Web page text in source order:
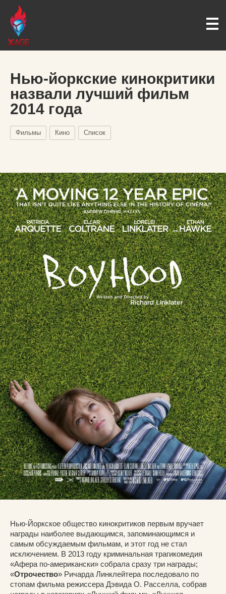
Нью-йоркские кинокритики
назвали лучший фильм
2014 года
Фильмы Кино Список
Нью-Йоркское общество кинокритиков первым вручает
награды наиболее выдающимся, запоминающимся и
самым обсуждаемым фильмам, и этот год не стал
исключением. В 2013 году криминальная трагикомедия
«Афера по-американски» собрала сразу три награды;
«Отрочество» Ричарда Линклейтера последовало по
стопам фильма режиссера Дэвида О. Расселла, собрав